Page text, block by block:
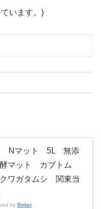
います。)
Nマット 5L 無添
マット カブトム
ワガタムシ 関東当
by Rinker